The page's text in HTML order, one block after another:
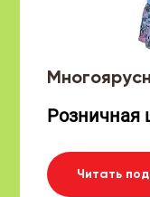
Розничная
Читать